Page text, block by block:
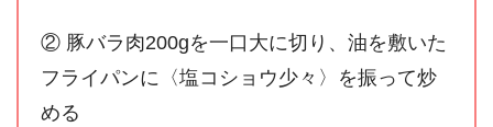
② 豚バラ肉200gを一口大に切り、油を敷いた
フライパンに〈塩コショウ少々〉を振って炒
める